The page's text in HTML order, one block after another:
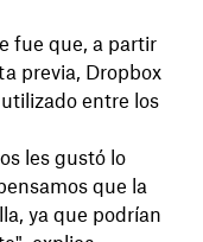
fue que, a partir
previa, Dropbox
entre los
les gustó lo
que la
ya que podrían